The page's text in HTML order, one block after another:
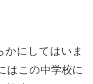
かにしてはいま
はこの中学校に